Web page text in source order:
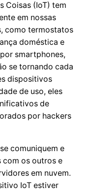
Coisas (IoT) tem
em nossas
como termostatos
doméstica e
smartphones,
se tornando cada
dispositivos
de uso, eles
de
por hackers
comuniquem e
os outros e
em nuvem.
IoT estiver